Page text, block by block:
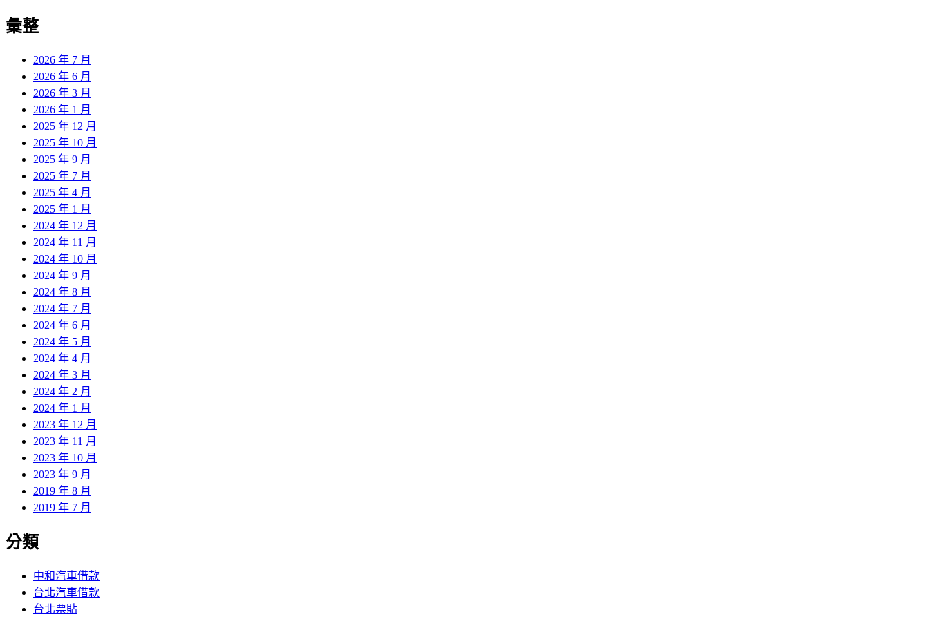
彙整
2026 年 7 月
2026 年 6 月
2026 年 3 月
2026 年 1 月
2025 年 12 月
2025 年 10 月
2025 年 9 月
2025 年 7 月
2025 年 4 月
2025 年 1 月
2024 年 12 月
2024 年 11 月
2024 年 10 月
2024 年 9 月
2024 年 8 月
2024 年 7 月
2024 年 6 月
2024 年 5 月
2024 年 4 月
2024 年 3 月
2024 年 2 月
2024 年 1 月
2023 年 12 月
2023 年 11 月
2023 年 10 月
2023 年 9 月
2019 年 8 月
2019 年 7 月
分類
中和汽車借款
台北汽車借款
台北票貼